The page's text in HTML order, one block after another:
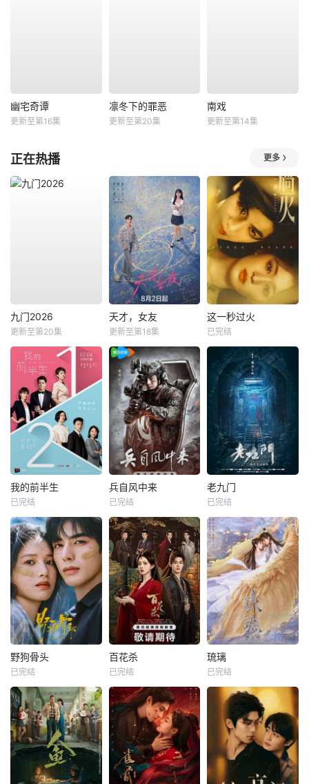
幽宅奇谭
更新至第16集
凛冬下的罪恶
更新至第20集
南戏
更新至第14集
正在热播 更多
九门2026
更新至第20集
天才，女友
更新至第18集
这一秒过火
已完结
我的前半生
已完结
兵自风中来
已完结
老九门
已完结
野狗骨头
已完结
百花杀
已完结
琉璃
已完结